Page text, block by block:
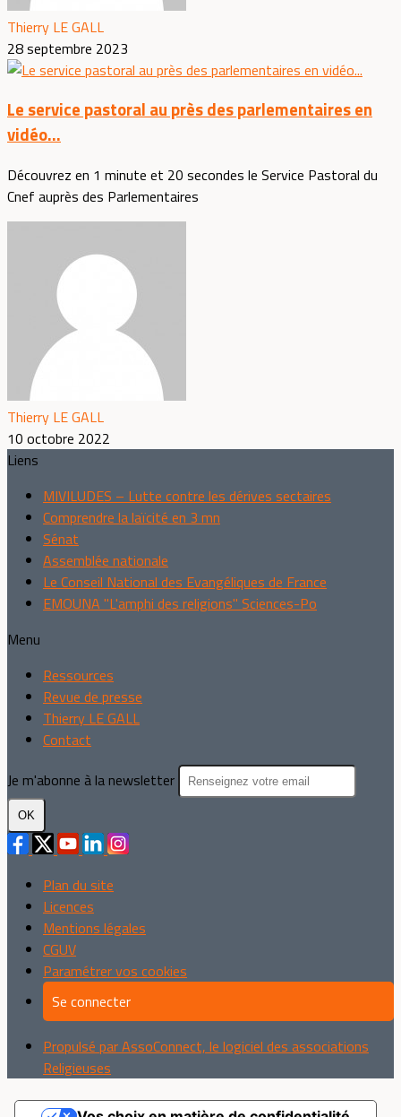
Thierry LE GALL
28 septembre 2023
Le service pastoral au près des parlementaires en
vidéo...
Découvrez en 1 minute et 20 secondes le Service Pastoral du
Cnef auprès des Parlementaires
Thierry LE GALL
10 octobre 2022
Liens
MIVILUDES – Lutte contre les dérives sectaires
Comprendre la laïcité en 3 mn
Sénat
Assemblée nationale
Le Conseil National des Evangéliques de France
EMOUNA "L'amphi des religions" Sciences-Po
Menu
Ressources
Revue de presse
Thierry LE GALL
Contact
Je m'abonne à la newsletter
OK
Plan du site
Licences
Mentions légales
CGUV
Paramétrer vos cookies
Se connecter
Propulsé par AssoConnect, le logiciel des associations
Religieuses